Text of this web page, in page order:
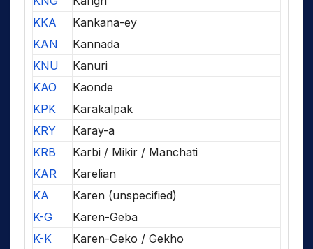
KKA
Kankana-ey
KAN
Kannada
KNU
Kanuri
KAO
Kaonde
KPK
Karakalpak
KRY
Karay-a
KRB
Karbi / Mikir / Manchati
KAR
Karelian
KA
Karen (unspecified)
K-G
Karen-Geba
K-K
Karen-Geko / Gekho